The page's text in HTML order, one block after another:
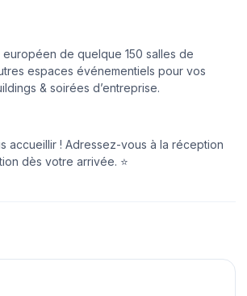
de quelque 150 salles de
espaces événementiels pour vos
& soirées d’entreprise.
accueillir ! Adressez-vous à la réception
dès votre arrivée. ⭐️